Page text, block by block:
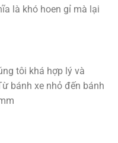
là khó hoen gỉ mà lại
tôi khá hợp lý và
bánh xe nhỏ đến bánh